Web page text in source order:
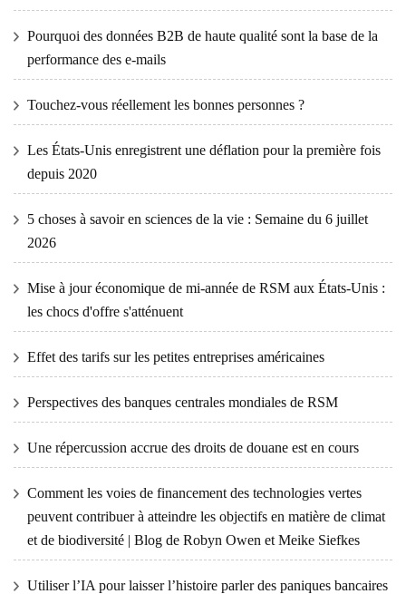
Pourquoi des données B2B de haute qualité sont la base de la
performance des e-mails
Touchez-vous réellement les bonnes personnes ?
Les États-Unis enregistrent une déflation pour la première fois
depuis 2020
5 choses à savoir en sciences de la vie : Semaine du 6 juillet
2026
Mise à jour économique de mi-année de RSM aux États-Unis :
les chocs d'offre s'atténuent
Effet des tarifs sur les petites entreprises américaines
Perspectives des banques centrales mondiales de RSM
Une répercussion accrue des droits de douane est en cours
Comment les voies de financement des technologies vertes
peuvent contribuer à atteindre les objectifs en matière de climat
et de biodiversité | Blog de Robyn Owen et Meike Siefkes
Utiliser l’IA pour laisser l’histoire parler des paniques bancaires